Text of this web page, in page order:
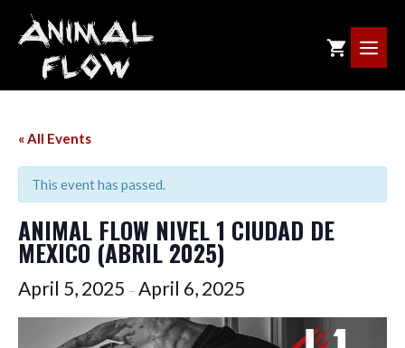
content
« All Events
This event has passed.
ANIMAL FLOW NIVEL 1 CIUDAD DE
MEXICO (ABRIL 2025)
April 5, 2025 – April 6, 2025